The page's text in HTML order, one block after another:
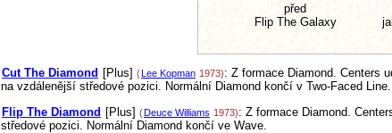
před
Flip The Galaxy
Cut The Diamond [Plus] ( Lee Kopman 1973): Z formace Diamond. Centers
na vzdálenější středové pozici. Normální Diamond končí v Two-Faced Line.
Flip The Diamond [Plus] (Deuce Williams 1973): Z formace Diamond.
středové pozici. Normální Diamond končí ve Wave.